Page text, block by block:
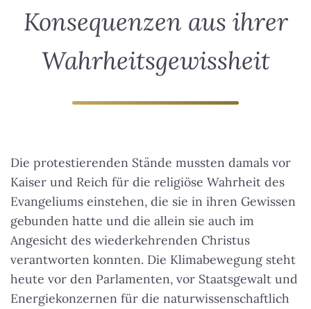
Konsequenzen aus ihrer
Wahrheitsgewissheit
Die protestierenden Stände mussten damals vor
Kaiser und Reich für die religiöse Wahrheit des
Evangeliums einstehen, die sie in ihren Gewissen
gebunden hatte und die allein sie auch im
Angesicht des wiederkehrenden Christus
verantworten konnten. Die Klimabewegung steht
heute vor den Parlamenten, vor Staatsgewalt und
Energiekonzernen für die naturwissenschaftlich